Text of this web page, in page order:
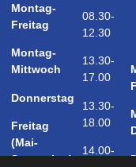
Montag-
Freitag
Montag-
Mittwoch
Donnerstag
Freitag
(Mai-
September)
08.30-
12.30
13.30-
17.00
13.30-
18.00
14.00-